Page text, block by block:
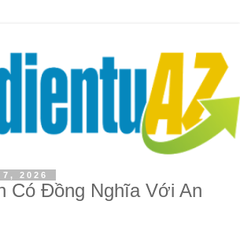
2026
Có Đồng Nghĩa Với An